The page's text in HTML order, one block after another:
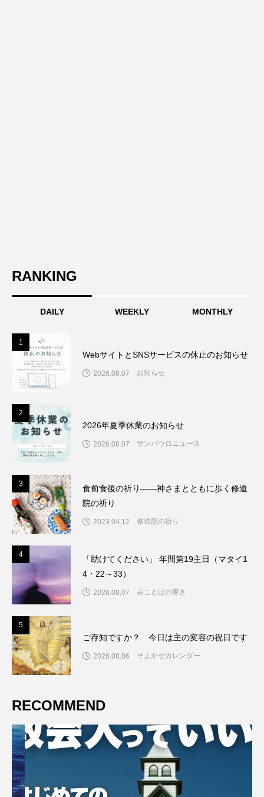
RANKING
DAILY WEEKLY MONTHLY
1
WebサイトとSNSサービスの休止のお知らせ
2026.08.07 お知らせ
2
2026年夏季休業のお知らせ
2026.08.07 サンパウロニュース
3
食前食後の祈り――神さまとともに歩く修道
院の祈り
2023.04.12 修道院の祈り
4
「助けてください」 年間第19主日（マタイ1
4・22～33）
2026.08.07 みことばの響き
5
ご存知ですか？ 今日は主の変容の祝日です
2026.08.06 そよかぜカレンダー
RECOMMEND